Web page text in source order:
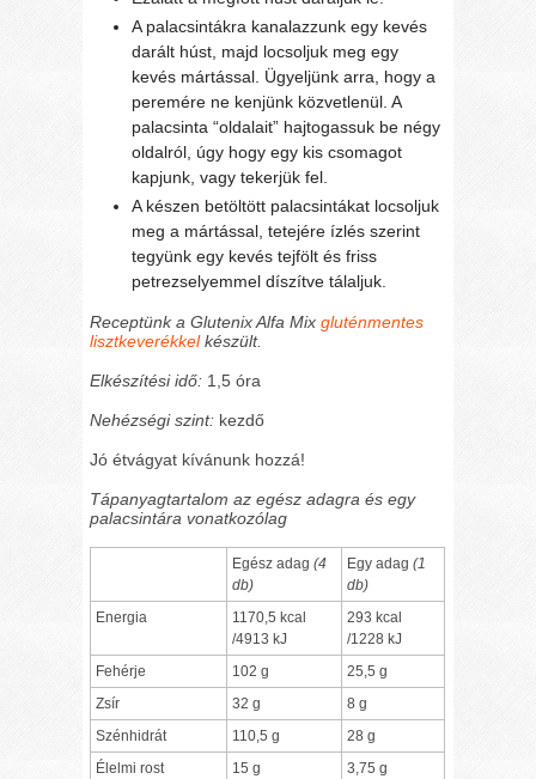
A palacsintákra kanalazzunk egy kevés
darált húst, majd locsoljuk meg egy
kevés mártással. Ügyeljünk arra, hogy a
peremére ne kenjünk közvetlenül. A
palacsinta “oldalait” hajtogassuk be négy
oldalról, úgy hogy egy kis csomagot
kapjunk, vagy tekerjük fel.
A készen betöltött palacsintákat locsoljuk
meg a mártással, tetejére ízlés szerint
tegyünk egy kevés tejfölt és friss
petrezselyemmel díszítve tálaljuk.
Receptünk a Glutenix Alfa Mixgluténmentes
lisztkeverékkelkészült.
Elkészítési idő: 1,5 óra
Nehézségi szint: kezdő
Jó étvágyat kívánunk hozzá!
Tápanyagtartalom az egész adagra és egy
palacsintára vonatkozólag
Egész adag(4
db)
Egy adag(1
db)
Energia
1170,5 kcal
/4913 kJ
293 kcal
/1228 kJ
Fehérje
102 g
25,5 g
Zsír
32 g
8 g
Szénhidrát
110,5 g
28 g
Élelmi rost
15 g 3,75 g